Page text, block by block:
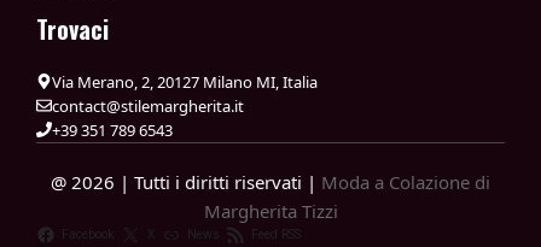
Trovaci
Via Merano, 2, 20127 Milano MI, Italia
contact@stilemargherita.it
+39 351 789 6543
@ 2026 | Tutti i diritti riservati | Moda a Colazione di
Margherita Tizzi
Facebook X News Feed RSS